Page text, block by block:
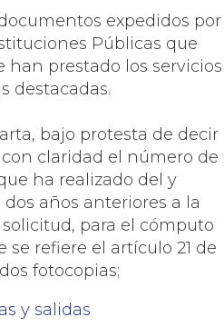
expedidos por
Públicas que
han prestado los servicios
destacadas.
bajo protesta de decir
claridad el número de
ha realizado del y
años anteriores a la
para el cómputo
se refiere el artículo 21 de
fotocopias;
y salidas